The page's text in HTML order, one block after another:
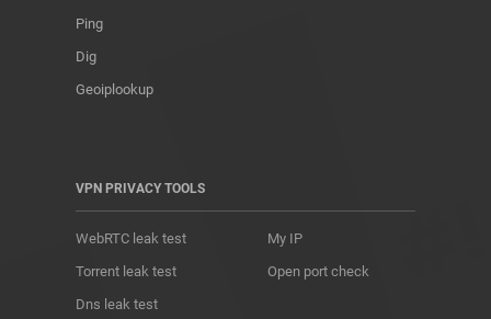
Ping
Dig
Geoiplookup
VPN PRIVACY TOOLS
WebRTC leak test
Torrent leak test
Dns leak test
My IP
Open port check